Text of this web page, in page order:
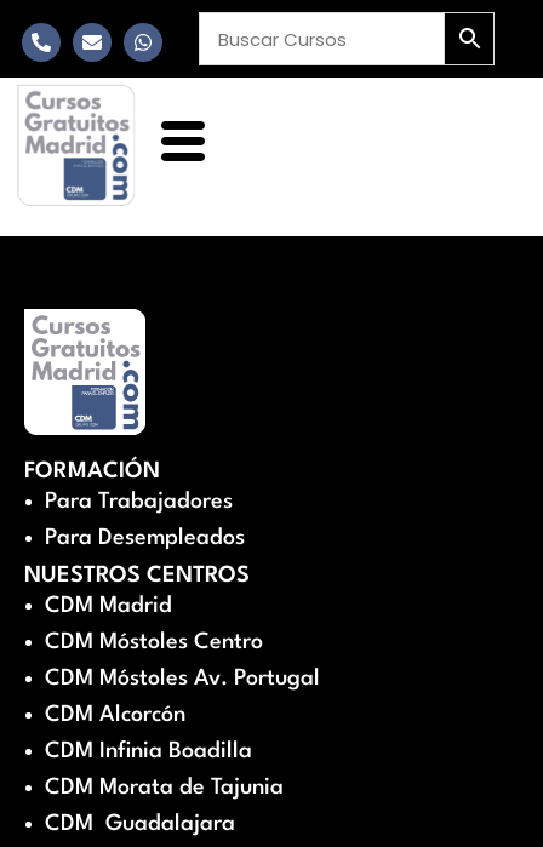
FORMACIÓN
Para Trabajadores
Para Desempleados
NUESTROS CENTROS
CDM Madrid
CDM Móstoles Centro
CDM Móstoles Av. Portugal
CDM Alcorcón
CDM Infinia Boadilla
CDM Morata de Tajunia
CDM Guadalajara